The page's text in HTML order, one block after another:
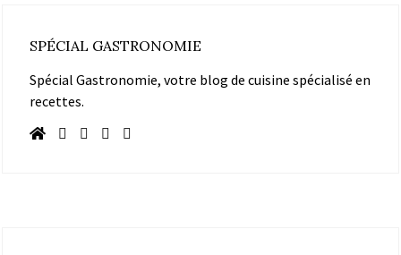
SPÉCIAL GASTRONOMIE
Spécial Gastronomie, votre blog de cuisine spécialisé en
recettes.